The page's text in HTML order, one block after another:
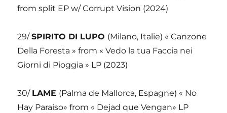
from split EP w/ Corrupt Vision (2024)
29/SPIRITO DI LUPO (Milano, Italie) « Canzone
Della Foresta » from « Vedo la tua Faccia nei
Giorni di Pioggia » LP (2023)
30/ LAME (Palma de Mallorca, Espagne) « No
Hay Paraiso» from « Dejad que Vengan» LP